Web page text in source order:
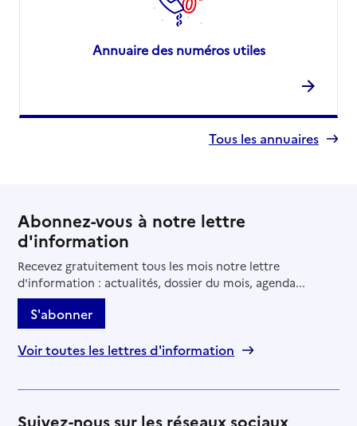
Annuaire des numéros utiles
Tous les annuaires
Abonnez-vous à notre lettre
d'information
Recevez gratuitement tous les mois notre lettre
d'information : actualités, dossier du mois, agenda...
S'abonner
Voir toutes les lettres d'information
Suivez-nous sur les réseaux sociaux